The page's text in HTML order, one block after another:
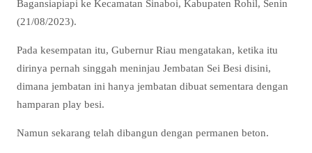
Bagansiapiapi ke Kecamatan Sinaboi, Kabupaten Rohil, Senin
(21/08/2023).
Pada kesempatan itu, Gubernur Riau mengatakan, ketika itu
dirinya pernah singgah meninjau Jembatan Sei Besi disini,
dimana jembatan ini hanya jembatan dibuat sementara dengan
hamparan play besi.
Namun sekarang telah dibangun dengan permanen beton.